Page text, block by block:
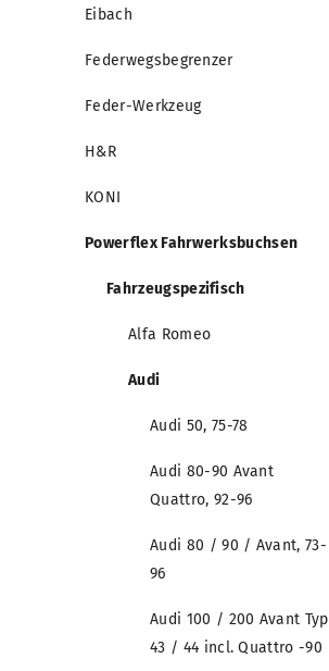
Eibach
Federwegsbegrenzer
Feder-Werkzeug
H&R
KONI
Powerflex Fahrwerksbuchsen
Fahrzeugspezifisch
Alfa Romeo
Audi
Audi 50, 75-78
Audi 80-90 Avant
Quattro, 92-96
Audi 80 / 90 / Avant, 73-
96
Audi 100 / 200 Avant Typ
43 / 44 incl. Quattro -90